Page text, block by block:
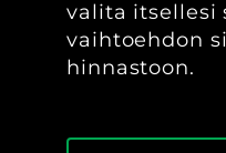
valita itsellesi
vaihtoehdon
hinnastoon.